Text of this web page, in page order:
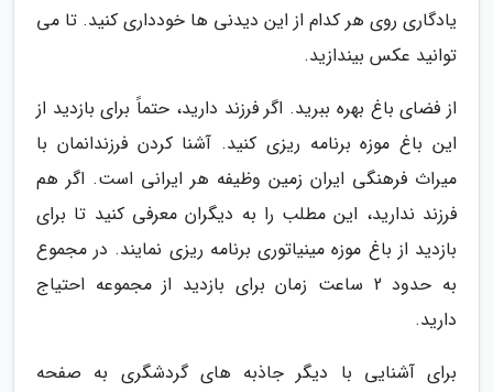
یادگاری روی هر کدام از این دیدنی ها خودداری کنید. تا می
توانید عکس بیندازید.
از فضای باغ بهره ببرید. اگر فرزند دارید، حتماً برای بازدید از
این باغ موزه برنامه ریزی کنید. آشنا کردن فرزندانمان با
میراث فرهنگی ایران زمین وظیفه هر ایرانی است. اگر هم
فرزند ندارید، این مطلب را به دیگران معرفی کنید تا برای
بازدید از باغ موزه مینیاتوری برنامه ریزی نمایند. در مجموع
به حدود 2 ساعت زمان برای بازدید از مجموعه احتیاج
دارید.
برای آشنایی با دیگر جاذبه های گردشگری به صفحه